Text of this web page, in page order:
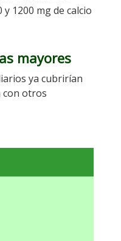
1200 mg de calcio
mayores
ya cubrirían
con otros